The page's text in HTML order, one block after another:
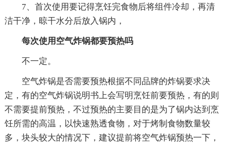
7、首次使用要记得烹饪完食物后将组件冷却，再清
洁干净，晾干水分后放入锅内，
每次使用空气炸锅都要预热吗
不一定。
空气炸锅是否需要预热根据不同品牌的炸锅要求决
定，有的空气炸锅说明书上会写明烹饪前要预热，有的则
不需要提前预热，不过预热的主要目的是为了锅内达到烹
饪所需的高温，以快速熟透食物，对于烤制食物数量较
多，块头较大的情况下，建议提前将空气炸锅预热一下，